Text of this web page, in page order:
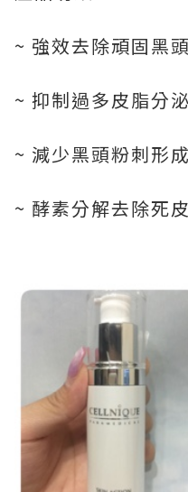
~ 強效去除頑固黑頭
~ 抑制過多皮脂分泌
~ 減少黑頭粉刺形成
~ 酵素分解去除死